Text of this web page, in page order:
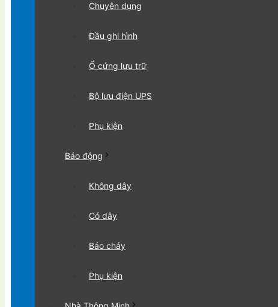
Chuyên dụng
Đầu ghi hình
Ổ cứng lưu trữ
Bộ lưu điện UPS
Phụ kiện
Báo động
Không dây
Có dây
Báo cháy
Phụ kiện